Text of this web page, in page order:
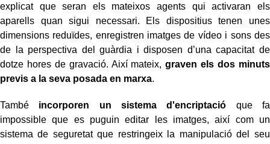
explicat que seran els mateixos agents qui activaran els
aparells quan sigui necessari. Els dispositius tenen unes
dimensions reduïdes, enregistren imatges de vídeo i sons des
de la perspectiva del guàrdia i disposen d’una capacitat de
dotze hores de gravació. Així mateix,graven els dos minuts
previs a la seva posada en marxa.
També incorporen un sistema d'encriptació que fa
impossible que es puguin editar les imatges, així com un
sistema de seguretat que restringeix la manipulació del seu